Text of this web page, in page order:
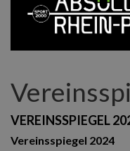
VEREINSSPIEGEL
Vereinsspiegel 2024